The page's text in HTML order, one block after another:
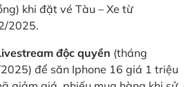
khi đặt vé Tàu – Xe từ
2025.
độc quyền (tháng
để săn Iphone 16 giá 1 triệu